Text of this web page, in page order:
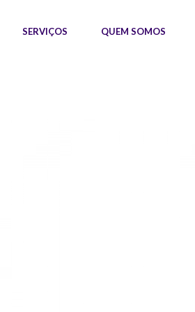
SERVIÇOS QUEM SOMOS